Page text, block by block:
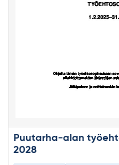
Puutarha-alan
2028